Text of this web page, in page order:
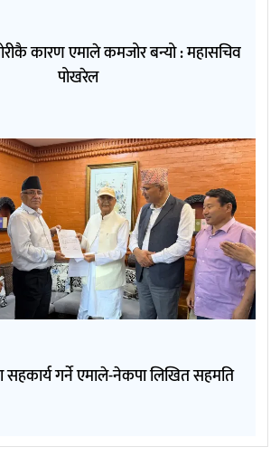
कारण एमाले कमजोर बन्यो : महासचिव
पोखरेल
सहकार्य गर्ने एमाले-नेकपा लिखित सहमति